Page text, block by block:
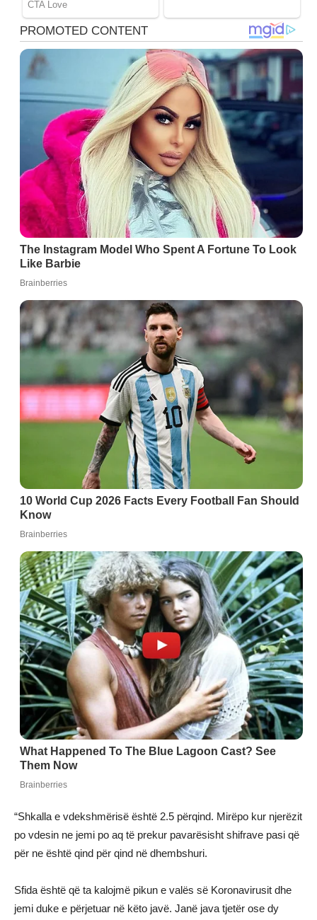
“Shkalla e vdekshmërisë është 2.5 përqind. Mirëpo kur njerëzit
po vdesin ne jemi po aq të prekur pavarësisht shifrave pasi që
për ne është qind për qind në dhembshuri.
Sfida është që ta kalojmë pikun e valës së Koronavirusit dhe
jemi duke e përjetuar në këto javë. Janë java tjetër ose dy